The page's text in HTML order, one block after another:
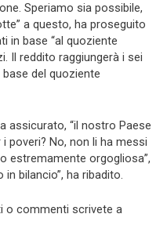
Speriamo sia possibile,
a questo, ha proseguito
in base “al quoziente
Il reddito raggiungerà i sei
del quoziente
assicurato, “il nostro Paese
poveri? No, non li ha messi
estremamente orgogliosa”,
bilancio”, ha ribadito.
o commenti scrivete a